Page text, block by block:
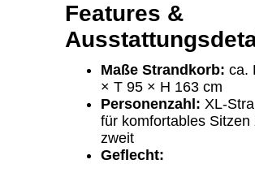
Features &
Maße Strandkorb: ca.
× T 95 × H 163 cm
Personenzahl: XL-
für komfortables Sitzen
zweit
Geflecht: